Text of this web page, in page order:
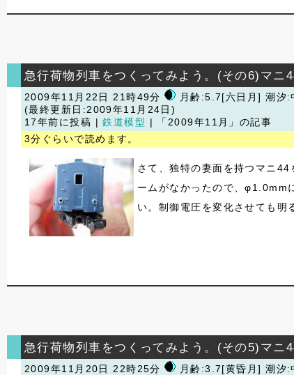
急行荷物列車をつくってみよう。(その6)マニ
2009年11月22日 21時49分 月齢:5.7[六日月] 潮汐:
(最終更新日:2009年11月24日)
17年前に投稿 |鉄道模型
| 「2009年11月」の記事
3分ぐらいで読めます。
さて、独特の妻面を持つマニ
ームがなかったので、φ1.0mm
い。制御電圧を変化させても
急行荷物列車をつくってみよう。(その5)マニ
2009年11月20日 22時25分 月齢:3.7[黄昏月] 潮汐: